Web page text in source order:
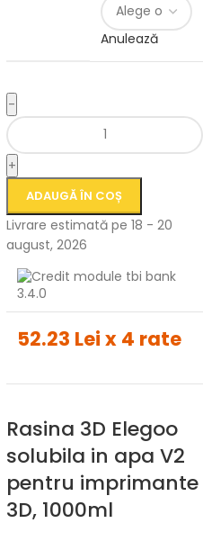
Anulează
-
+
ADAUGĂ ÎN COȘ
Livrare estimată pe 18 - 20
august, 2026
52.23 Lei x 4 rate
Rasina 3D Elegoo
solubila in apa V2
pentru imprimante
3D, 1000ml